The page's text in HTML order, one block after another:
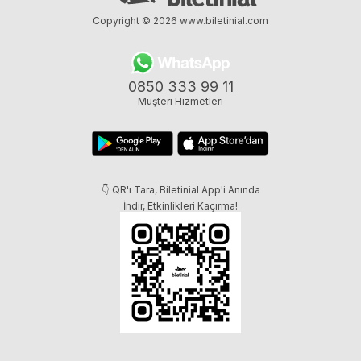
0850 333 99 11
Müşteri Hizmetleri
👇 QR'ı Tara, Biletinial App'i Anında
İndir, Etkinlikleri Kaçırma!
Copyright © 2026 www.biletinial.com